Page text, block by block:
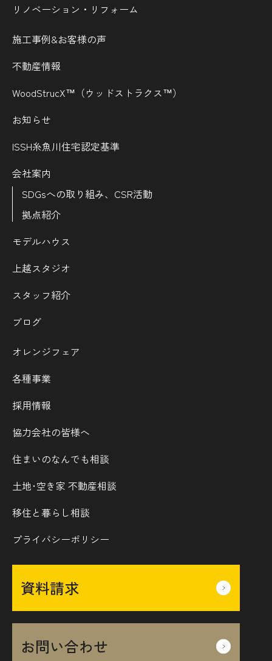
リノベーション・リフォーム
施工事例&お客様の声
不動産情報
WoodStrucX™（ウッドストラクス™）
お知らせ
ISSH糸魚川住宅認定基準
会社案内
SDGsへの取り組み、CSR活動
拠点紹介
モデルハウス
上越スタジオ
スタッフ紹介
ブログ
オレンジフェア
各種事業
採用情報
協力会社の皆様へ
住まいのなんでも相談
土地･空き家 不動産相談
移住と暮らし相談
プライバシーポリシー
資料請求
お問い合わせ